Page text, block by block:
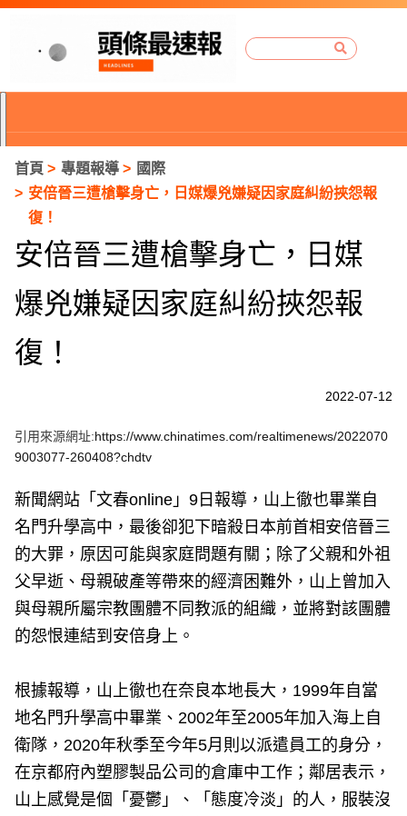
首頁 專題報導
國際
安倍晉三遭槍擊身亡，日媒爆兇嫌疑因家庭糾紛挾怨報
復！
安倍晉三遭槍擊身亡，日媒
爆兇嫌疑因家庭糾紛挾怨報
復！
2022-07-12
引用來源網址:https://www.chinatimes.com/realtimenews/2022070
9003077-260408?chdtv
新聞網站「文春online」9日報導，山上徹也畢業自
名門升學高中，最後卻犯下暗殺日本前首相安倍晉三
的大罪，原因可能與家庭問題有關；除了父親和外祖
父早逝、母親破產等帶來的經濟困難外，山上曾加入
與母親所屬宗教團體不同教派的組織，並將對該團體
的怨恨連結到安倍身上。
根據報導，山上徹也在奈良本地長大，1999年自當
地名門升學高中畢業、2002年至2005年加入海上自
衛隊，2020年秋季至今年5月則以派遣員工的身分，
在京都府內塑膠製品公司的倉庫中工作；鄰居表示，
山上感覺是個「憂鬱」、「態度冷淡」的人，服裝沒